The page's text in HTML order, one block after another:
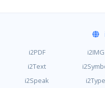
i2PDF i2IMG
i2Text
i2Speak
i2Type